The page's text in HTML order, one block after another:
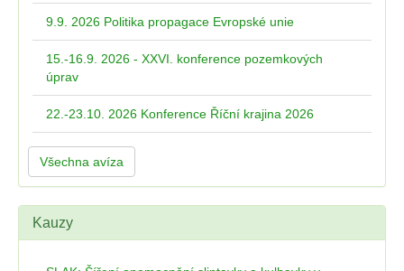
9.9. 2026 Politika propagace Evropské unie
15.-16.9. 2026 - XXVI. konference pozemkových
úprav
22.-23.10. 2026 Konference Říční krajina 2026
Všechna avíza
Kauzy